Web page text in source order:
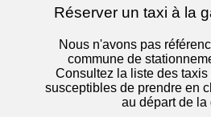
Réserver un taxi à la
Nous n'avons pas
commune de
Consultez la liste des
susceptibles de prendre en
au départ de la